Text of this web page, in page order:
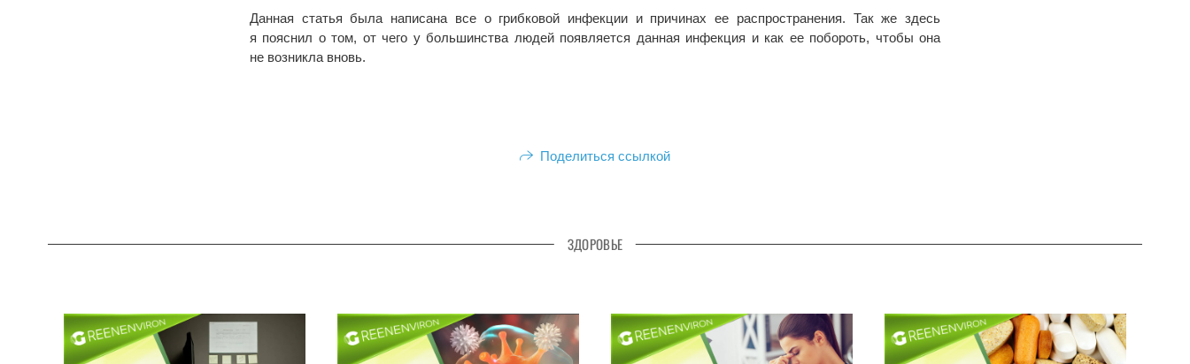
Данная статья была написана все о грибковой инфекции и причинах ее распространения. Так же здесь
я пояснил о том, от чего у большинства людей появляется данная инфекция и как ее побороть, чтобы она
не возникла вновь.
Поделиться ссылкой
ЗДОРОВЬЕ